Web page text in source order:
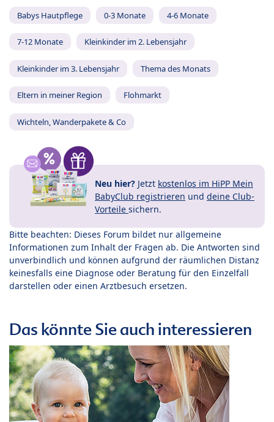
Babys Hautpflege 0-3 Monate 4-6 Monate
7-12 Monate Kleinkinder im 2. Lebensjahr
Kleinkinder im 3. Lebensjahr Thema des Monats
Eltern in meiner Region Flohmarkt
Wichteln, Wanderpakete & Co
Neu hier? Jetzt kostenlos im HiPP Mein
BabyClub registrieren und deine Club-
Vorteile sichern.
Bitte beachten: Dieses Forum bildet nur allgemeine
Informationen zum Inhalt der Fragen ab. Die Antworten sind
unverbindlich und können aufgrund der räumlichen Distanz
keinesfalls eine Diagnose oder Beratung für den Einzelfall
darstellen oder einen Arztbesuch ersetzen.
Das könnte Sie auch interessieren